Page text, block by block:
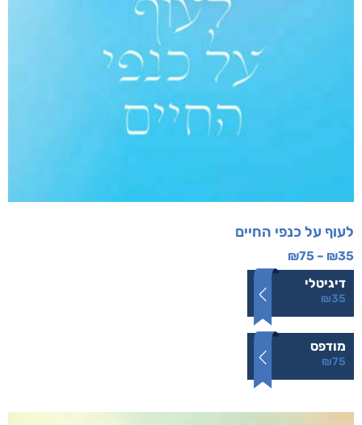
לעוף על כנפי החיים
₪35
–
₪75
דיגיטלי
₪35
מודפס
₪75